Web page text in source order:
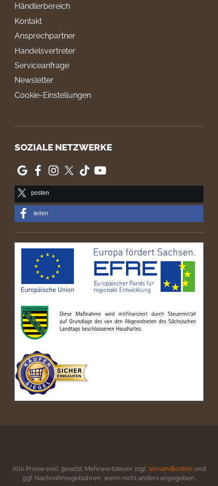
Händlerbereich
Kontakt
Ansprechpartner
Handelsvertreter
Serviceanfrage
Newsletter
Cookie-Einstellungen
SOZIALE NETZWERKE
posten
teilen
Alle Preise exkl. gesetzl. Mehrwertsteuer zzgl. Versandkosten und
ggf. Nachnahmegebühren, wenn nicht anders angegeben.